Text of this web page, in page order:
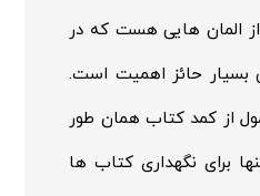
المان هایی هست که در
بسیار حائز اهمیت است.
از کمد کتاب همان طور
برای نگهداری کتاب ها